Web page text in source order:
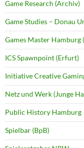
Game Research (Archiv)
Game Studies – Donau
Games Master Hamburg
ICS Spawnpoint (Erfurt)
Initiative Creative
Netz und Werk (Junge
Public History Hamburg
Spielbar (BpB)